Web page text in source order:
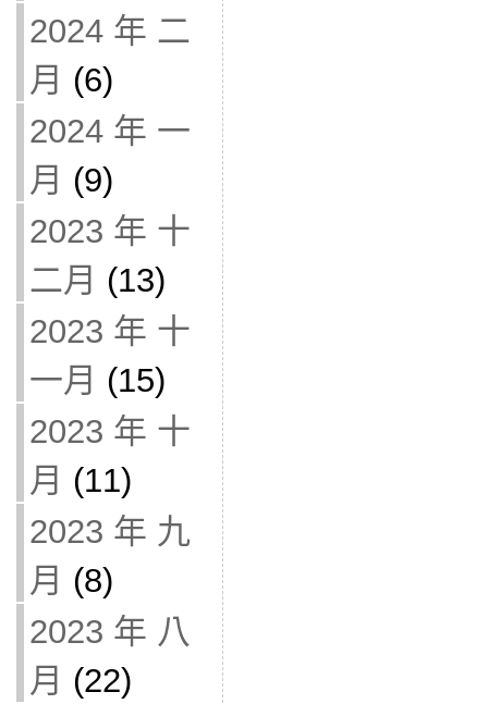
2024 年 二
月 (6)
2024 年 一
月 (9)
2023 年 十
二月 (13)
2023 年 十
一月 (15)
2023 年 十
月 (11)
2023 年 九
月 (8)
2023 年 八
月 (22)